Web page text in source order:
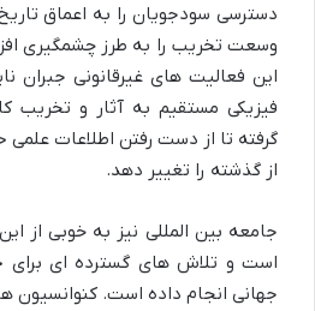
دسترسی سودجویان را به اعماق
وسعت تخریب را به طرز چشمگیری
این فعالیت های غیرقانونی جبران
فیزیکی مستقیم به آثار و تخریب
گرفته تا از دست رفتن اطلاعات علمی
از گذشته را تغییر دهد.
جامعه بین المللی نیز به خوبی از
است و تلاش های گسترده ای برای
جهانی انجام داده است. کنوانسیون